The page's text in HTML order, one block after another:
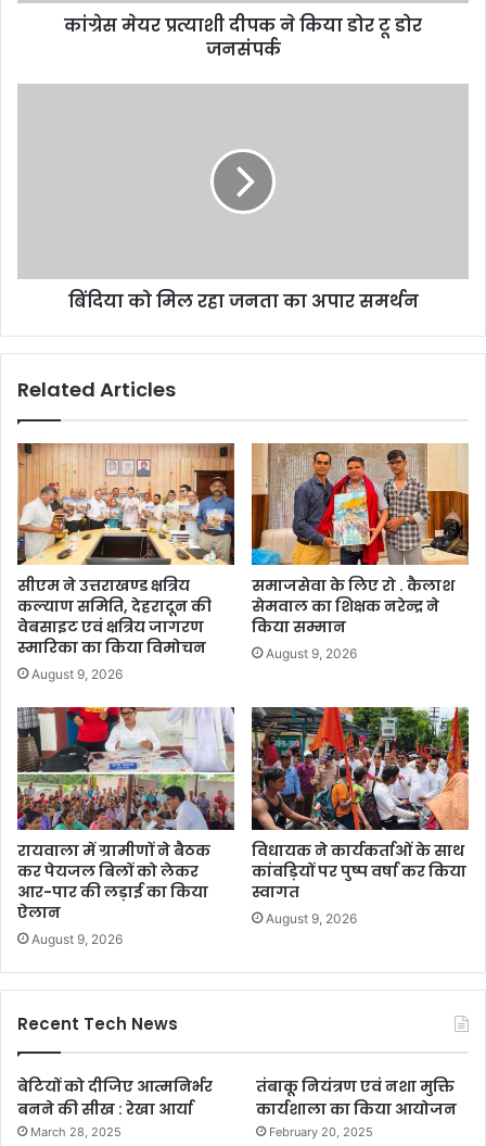
कांग्रेस मेयर प्रत्याशी दीपक ने किया डोर टू डोर
जनसंपर्क
बिंदिया को मिल रहा जनता का अपार समर्थन
Related Articles
सीएम ने उत्तराखण्ड क्षत्रिय
कल्याण समिति, देहरादून की
वेबसाइट एवं क्षत्रिय जागरण
स्मारिका का किया विमोचन
August 9, 2026
समाजसेवा के लिए रो . कैलाश
सेमवाल का शिक्षक नरेन्द्र ने
किया सम्मान
August 9, 2026
रायवाला में ग्रामीणों ने बैठक
कर पेयजल बिलों को लेकर
आर-पार की लड़ाई का किया
ऐलान
August 9, 2026
विधायक ने कार्यकर्ताओं के साथ
कांवड़ियों पर पुष्प वर्षा कर किया
स्वागत
August 9, 2026
Recent Tech News
बेटियों को दीजिए आत्मनिर्भर
बनने की सीख : रेखा आर्या
March 28, 2025
तंबाकू नियंत्रण एवं नशा मुक्ति
कार्यशाला का किया आयोजन
February 20, 2025